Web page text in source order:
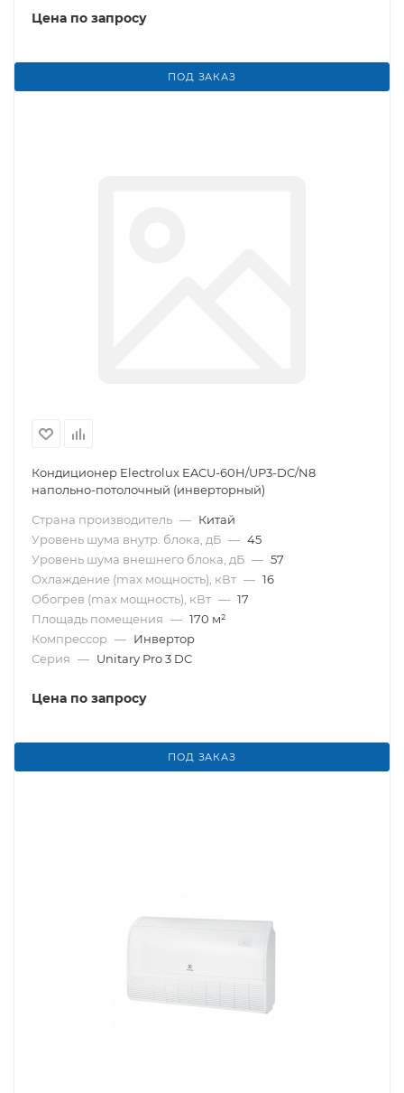
Цена по запросу
ПОД ЗАКАЗ
Кондиционер Electrolux EACU-60H/UP3-DC/N8
напольно-потолочный (инверторный)
Страна производитель — Китай
Уровень шума внутр. блока, дБ — 45
Уровень шума внешнего блока, дБ — 57
Охлаждение (max мощность), кВт — 16
Обогрев (max мощность), кВт — 17
Площадь помещения — 170 м²
Компрессор — Инвертор
Серия — Unitary Pro 3 DC
Цена по запросу
ПОД ЗАКАЗ